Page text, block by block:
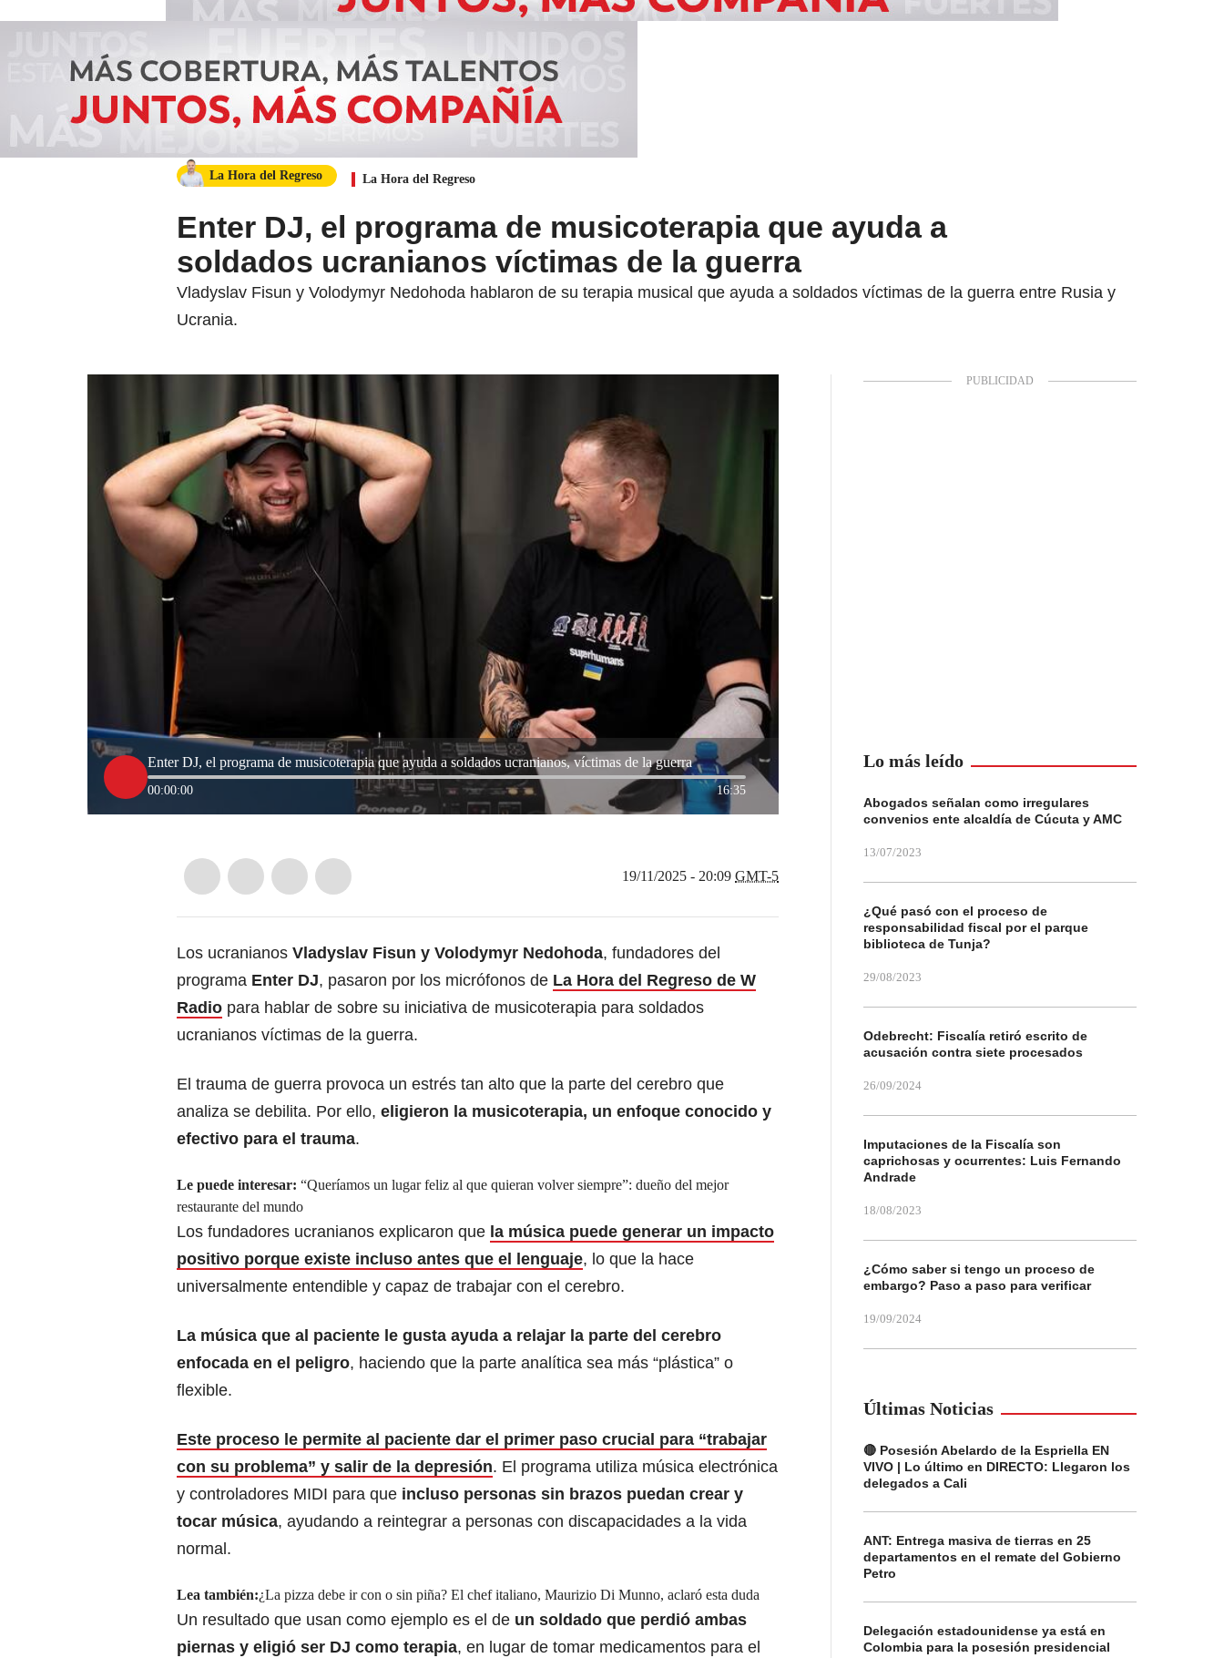
La Hora del Regreso La Hora del Regreso
Enter DJ, el programa de musicoterapia que ayuda a
soldados ucranianos víctimas de la guerra
Vladyslav Fisun y Volodymyr Nedohoda hablaron de su terapia musical que ayuda a soldados víctimas de la guerra entre Rusia y
Ucrania.
Enter DJ, el programa de musicoterapia que ayuda a soldados ucranianos, víctimas de la guerra
00:00:00 16:35
19/11/2025 - 20:09 GMT-5
Los ucranianos Vladyslav Fisun y Volodymyr Nedohoda, fundadores del
programa Enter DJ, pasaron por los micrófonos de La Hora del Regreso de W
Radio para hablar de sobre su iniciativa de musicoterapia para soldados
ucranianos víctimas de la guerra.
El trauma de guerra provoca un estrés tan alto que la parte del cerebro que
analiza se debilita. Por ello, eligieron la musicoterapia, un enfoque conocido y
efectivo para el trauma.
Le puede interesar: “Queríamos un lugar feliz al que quieran volver siempre”: dueño del mejor
restaurante del mundo
Los fundadores ucranianos explicaron que la música puede generar un impacto
positivo porque existe incluso antes que el lenguaje, lo que la hace
universalmente entendible y capaz de trabajar con el cerebro.
La música que al paciente le gusta ayuda a relajar la parte del cerebro
enfocada en el peligro, haciendo que la parte analítica sea más “plástica” o
flexible.
Este proceso le permite al paciente dar el primer paso crucial para “trabajar
con su problema” y salir de la depresión. El programa utiliza música electrónica
y controladores MIDI para que incluso personas sin brazos puedan crear y
tocar música, ayudando a reintegrar a personas con discapacidades a la vida
normal.
Lea también:¿La pizza debe ir con o sin piña? El chef italiano, Maurizio Di Munno, aclaró esta duda
Un resultado que usan como ejemplo es el de un soldado que perdió ambas
piernas y eligió ser DJ como terapia, en lugar de tomar medicamentos para el
Lo más leído
Abogados señalan como irregulares
convenios ente alcaldía de Cúcuta y AMC
13/07/2023
¿Qué pasó con el proceso de
responsabilidad fiscal por el parque
biblioteca de Tunja?
29/08/2023
Odebrecht: Fiscalía retiró escrito de
acusación contra siete procesados
26/09/2024
Imputaciones de la Fiscalía son
caprichosas y ocurrentes: Luis Fernando
Andrade
18/08/2023
¿Cómo saber si tengo un proceso de
embargo? Paso a paso para verificar
19/09/2024
Últimas Noticias
🔴 Posesión Abelardo de la Espriella EN
VIVO | Lo último en DIRECTO: Llegaron los
delegados a Cali
ANT: Entrega masiva de tierras en 25
departamentos en el remate del Gobierno
Petro
Delegación estadounidense ya está en
Colombia para la posesión presidencial